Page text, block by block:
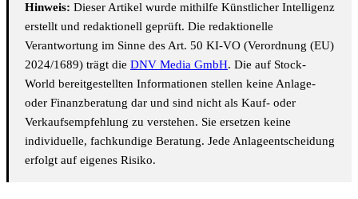
Hinweis: Dieser Artikel wurde mithilfe Künstlicher Intelligenz
erstellt und redaktionell geprüft. Die redaktionelle
Verantwortung im Sinne des Art. 50 KI-VO (Verordnung (EU)
2024/1689) trägt die DNV Media GmbH. Die auf Stock-
World bereitgestellten Informationen stellen keine Anlage-
oder Finanzberatung dar und sind nicht als Kauf- oder
Verkaufsempfehlung zu verstehen. Sie ersetzen keine
individuelle, fachkundige Beratung. Jede Anlageentscheidung
erfolgt auf eigenes Risiko.